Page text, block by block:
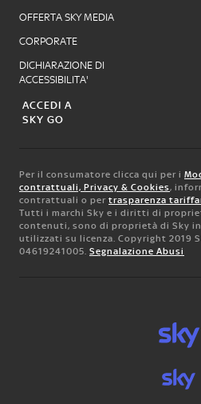
OFFERTA SKY MEDIA
CORPORATE
DICHIARAZIONE DI
ACCESSIBILITA'
ACCEDI A
SKY GO
Per il consumatore clicca qui per i
contrattuali, Privacy & Cookies,
contrattuali o per trasparenza
Tutti i marchi Sky e i diritti di
contenuti, sono di proprietà di Sky
utilizzati su licenza. Copyright 2019
04619241005. Segnalazione Abusi